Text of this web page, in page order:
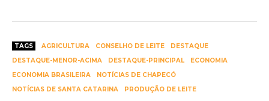
TAGS AGRICULTURA CONSELHO DE LEITE
DESTAQUE
DESTAQUE-MENOR-ACIMA
DESTAQUE-PRINCIPAL
ECONOMIA
ECONOMIA BRASILEIRA
NOTÍCIAS DE CHAPECÓ
NOTÍCIAS DE SANTA CATARINA
PRODUÇÃO DE LEITE